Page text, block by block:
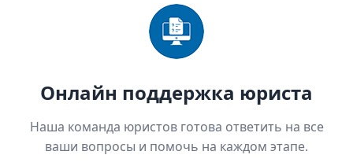
Онлайн поддержка юриста
Наша команда юристов готова ответить на все
ваши вопросы и помочь на каждом этапе.